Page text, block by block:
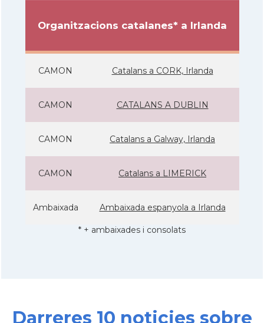
Organitzacions catalanes* a Irlanda
CAMON Catalans a CORK, Irlanda
CAMON CATALANS A DUBLIN
CAMON Catalans a Galway, Irlanda
CAMON Catalans a LIMERICK
Ambaixada Ambaixada espanyola a Irlanda
* + ambaixades i consolats
Darreres 10 noticies sobre